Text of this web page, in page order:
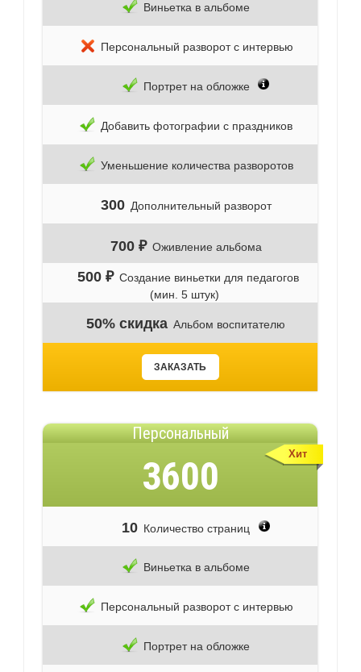
Виньетка в альбоме
Персональный разворот с интервью
Портрет на обложке
Добавить фотографии с праздников
Уменьшение количества разворотов
300 Дополнительный разворот
700 ₽ Оживление альбома
500 ₽ Создание виньетки для педагогов
(мин. 5 штук)
50% скидка Альбом воспитателю
ЗАКАЗАТЬ
Хит
Персональный
3600
10 Количество страниц
Виньетка в альбоме
Персональный разворот с интервью
Портрет на обложке